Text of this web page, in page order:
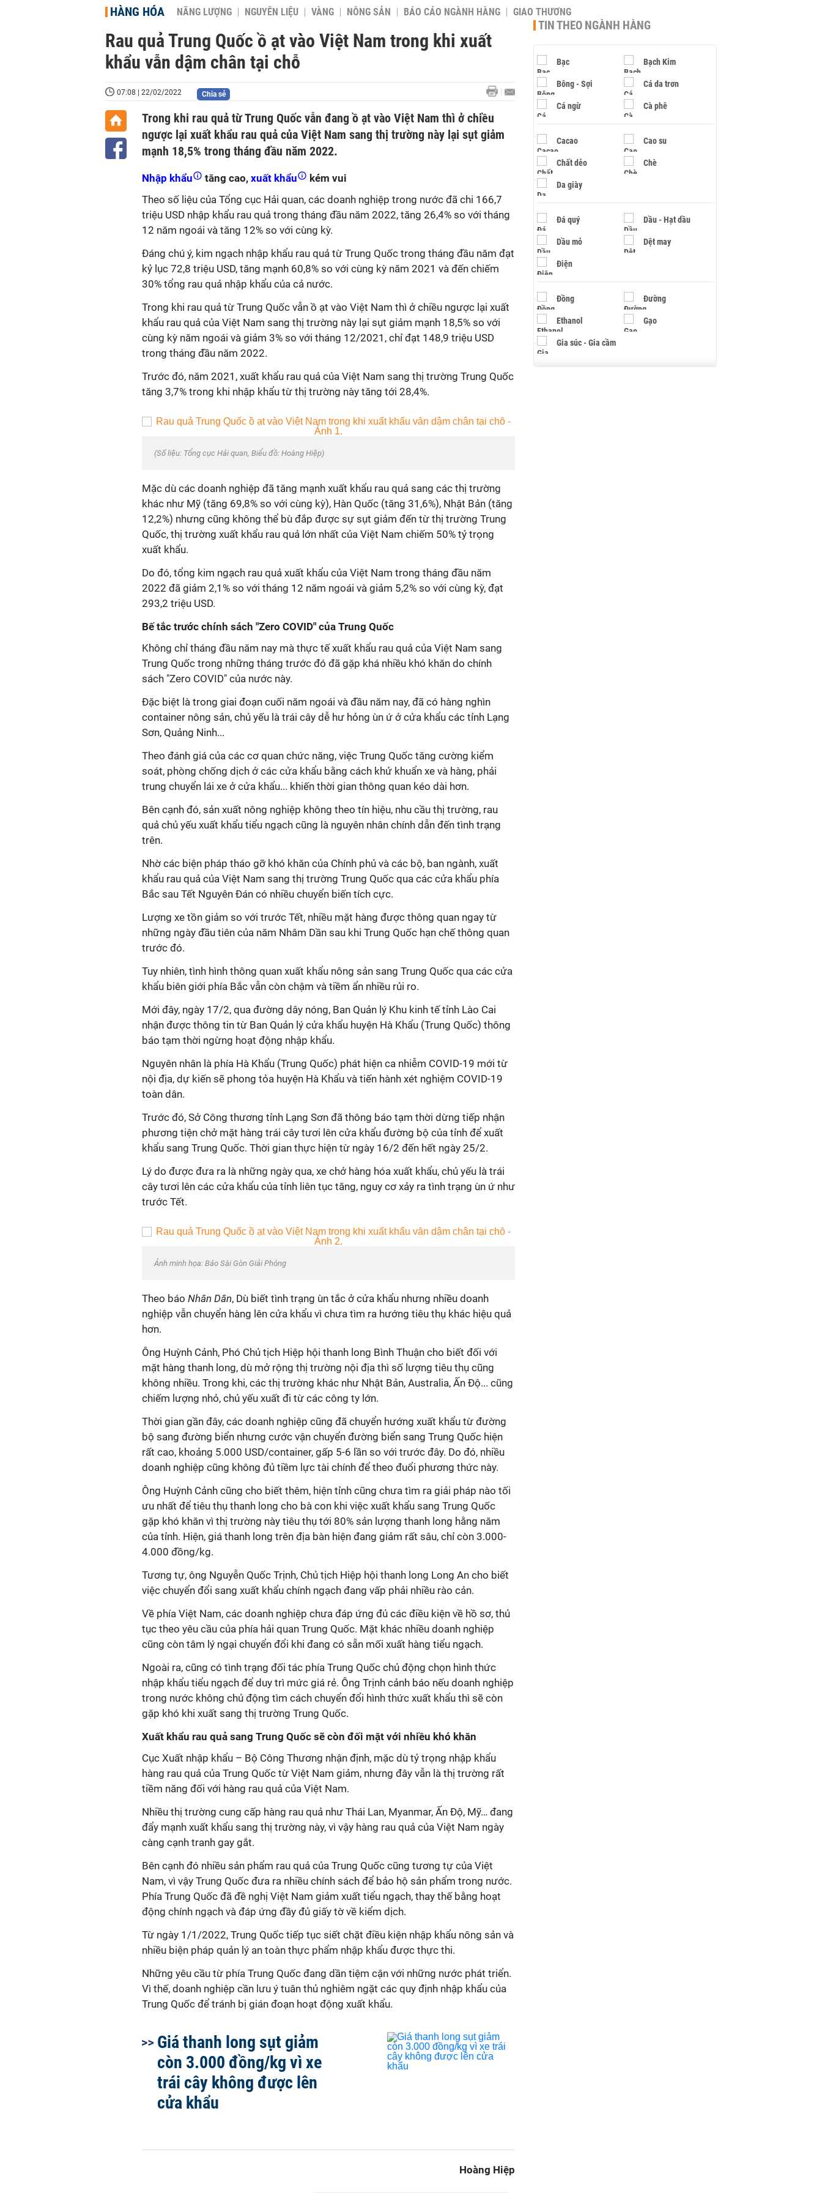
HÀNG HÓA NĂNG LƯỢNG NGUYÊN LIỆU VÀNG NÔNG SẢN BÁO CÁO NGÀNH HÀNG GIAO THƯƠNG
Rau quả Trung Quốc ồ ạt vào Việt Nam trong khi xuất
khẩu vẫn dậm chân tại chỗ
07:08 | 22/02/2022 Chia sẻ
Trong khi rau quả từ Trung Quốc vẫn đang ồ ạt vào Việt Nam thì ở chiều
ngược lại xuất khẩu rau quả của Việt Nam sang thị trường này lại sụt giảm
mạnh 18,5% trong tháng đầu năm 2022.
Nhập khẩu tăng cao, xuất khẩu
kém vui
Theo số liệu của Tổng cục Hải quan, các doanh nghiệp trong nước đã chi 166,7
triệu USD nhập khẩu rau quả trong tháng đầu năm 2022, tăng 26,4% so với tháng
12 năm ngoái và tăng 12% so với cùng kỳ.
Đáng chú ý, kim ngạch nhập khẩu rau quả từ Trung Quốc trong tháng đầu năm đạt
kỷ lục 72,8 triệu USD, tăng mạnh 60,8% so với cùng kỳ năm 2021 và đến chiếm
30% tổng rau quả nhập khẩu của cả nước.
Trong khi rau quả từ Trung Quốc vẫn ồ ạt vào Việt Nam thì ở chiều ngược lại xuất
khẩu rau quả của Việt Nam sang thị trường này lại sụt giảm mạnh 18,5% so với
cùng kỳ năm ngoái và giảm 3% so với tháng 12/2021, chỉ đạt 148,9 triệu USD
trong tháng đầu năm 2022.
Trước đó, năm 2021, xuất khẩu rau quả của Việt Nam sang thị trường Trung Quốc
tăng 3,7% trong khi nhập khẩu từ thị trường này tăng tới 28,4%.
(Số liệu: Tổng cục Hải quan, Biểu đồ: Hoàng Hiệp)
Mặc dù các doanh nghiệp đã tăng mạnh xuất khẩu rau quả sang các thị trường
khác như Mỹ (tăng 69,8% so với cùng kỳ), Hàn Quốc (tăng 31,6%), Nhật Bản (tăng
12,2%) nhưng cũng không thể bù đắp được sự sụt giảm đến từ thị trường Trung
Quốc, thị trường xuất khẩu rau quả lớn nhất của Việt Nam chiếm 50% tỷ trọng
xuất khẩu.
Do đó, tổng kim ngạch rau quả xuất khẩu của Việt Nam trong tháng đầu năm
2022 đã giảm 2,1% so với tháng 12 năm ngoái và giảm 5,2% so với cùng kỳ, đạt
293,2 triệu USD.
Bế tắc trước chính sách "Zero COVID" của Trung Quốc
Không chỉ tháng đầu năm nay mà thực tế xuất khẩu rau quả của Việt Nam sang
Trung Quốc trong những tháng trước đó đã gặp khá nhiều khó khăn do chính
sách "Zero COVID" của nước này.
Đặc biệt là trong giai đoạn cuối năm ngoái và đầu năm nay, đã có hàng nghìn
container nông sản, chủ yếu là trái cây dễ hư hỏng ùn ứ ở cửa khẩu các tỉnh Lạng
Sơn, Quảng Ninh...
Theo đánh giá của các cơ quan chức năng, việc Trung Quốc tăng cường kiểm
soát, phòng chống dịch ở các cửa khẩu bằng cách khử khuẩn xe và hàng, phải
trung chuyển lái xe ở cửa khẩu... khiến thời gian thông quan kéo dài hơn.
Bên cạnh đó, sản xuất nông nghiệp không theo tín hiệu, nhu cầu thị trường, rau
quả chủ yếu xuất khẩu tiểu ngạch cũng là nguyên nhân chính dẫn đến tình trạng
trên.
Nhờ các biện pháp tháo gỡ khó khăn của Chính phủ và các bộ, ban ngành, xuất
khẩu rau quả của Việt Nam sang thị trường Trung Quốc qua các cửa khẩu phía
Bắc sau Tết Nguyên Đán có nhiều chuyển biến tích cực.
Lượng xe tồn giảm so với trước Tết, nhiều mặt hàng được thông quan ngay từ
những ngày đầu tiên của năm Nhâm Dần sau khi Trung Quốc hạn chế thông quan
trước đó.
Tuy nhiên, tình hình thông quan xuất khẩu nông sản sang Trung Quốc qua các cửa
khẩu biên giới phía Bắc vẫn còn chậm và tiềm ẩn nhiều rủi ro.
Mới đây, ngày 17/2, qua đường dây nóng, Ban Quản lý Khu kinh tế tỉnh Lào Cai
nhận được thông tin từ Ban Quản lý cửa khẩu huyện Hà Khẩu (Trung Quốc) thông
báo tạm thời ngừng hoạt động nhập khẩu.
Nguyên nhân là phía Hà Khẩu (Trung Quốc) phát hiện ca nhiễm COVID-19 mới từ
nội địa, dự kiến sẽ phong tỏa huyện Hà Khẩu và tiến hành xét nghiệm COVID-19
toàn dân.
Trước đó, Sở Công thương tỉnh Lạng Sơn đã thông báo tạm thời dừng tiếp nhận
phương tiện chở mặt hàng trái cây tươi lên cửa khẩu đường bộ của tỉnh để xuất
khẩu sang Trung Quốc. Thời gian thực hiện từ ngày 16/2 đến hết ngày 25/2.
Lý do được đưa ra là những ngày qua, xe chở hàng hóa xuất khẩu, chủ yếu là trái
cây tươi lên các cửa khẩu của tỉnh liên tục tăng, nguy cơ xảy ra tình trạng ùn ứ như
trước Tết.
Ảnh minh họa: Báo Sài Gòn Giải Phóng
Theo báo Nhân Dân, Dù biết tình trạng ùn tắc ở cửa khẩu nhưng nhiều doanh
nghiệp vẫn chuyển hàng lên cửa khẩu vì chưa tìm ra hướng tiêu thụ khác hiệu quả
hơn.
Ông Huỳnh Cảnh, Phó Chủ tịch Hiệp hội thanh long Bình Thuận cho biết đối với
mặt hàng thanh long, dù mở rộng thị trường nội địa thì số lượng tiêu thụ cũng
không nhiều. Trong khi, các thị trường khác như Nhật Bản, Australia, Ấn Độ... cũng
chiếm lượng nhỏ, chủ yếu xuất đi từ các công ty lớn.
Thời gian gần đây, các doanh nghiệp cũng đã chuyển hướng xuất khẩu từ đường
bộ sang đường biển nhưng cước vận chuyển đường biển sang Trung Quốc hiện
rất cao, khoảng 5.000 USD/container, gấp 5-6 lần so với trước đây. Do đó, nhiều
doanh nghiệp cũng không đủ tiềm lực tài chính để theo đuổi phương thức này.
Ông Huỳnh Cảnh cũng cho biết thêm, hiện tỉnh cũng chưa tìm ra giải pháp nào tối
ưu nhất để tiêu thụ thanh long cho bà con khi việc xuất khẩu sang Trung Quốc
gặp khó khăn vì thị trường này tiêu thụ tới 80% sản lượng thanh long hằng năm
của tỉnh. Hiện, giá thanh long trên địa bàn hiện đang giảm rất sâu, chỉ còn 3.000-
4.000 đồng/kg.
Tương tự, ông Nguyễn Quốc Trịnh, Chủ tịch Hiệp hội thanh long Long An cho biết
việc chuyển đổi sang xuất khẩu chính ngạch đang vấp phải nhiều rào cản.
Về phía Việt Nam, các doanh nghiệp chưa đáp ứng đủ các điều kiện về hồ sơ, thủ
tục theo yêu cầu của phía hải quan Trung Quốc. Mặt khác nhiều doanh nghiệp
cũng còn tâm lý ngại chuyển đổi khi đang có sẵn mối xuất hàng tiểu ngạch.
Ngoài ra, cũng có tình trạng đối tác phía Trung Quốc chủ động chọn hình thức
nhập khẩu tiểu ngạch để duy trì mức giá rẻ. Ông Trịnh cảnh báo nếu doanh nghiệp
trong nước không chủ động tìm cách chuyển đổi hình thức xuất khẩu thì sẽ còn
gặp khó khi xuất sang thị trường Trung Quốc.
Xuất khẩu rau quả sang Trung Quốc sẽ còn đối mặt với nhiều khó khăn
Cục Xuất nhập khẩu – Bộ Công Thương nhận định, mặc dù tỷ trọng nhập khẩu
hàng rau quả của Trung Quốc từ Việt Nam giảm, nhưng đây vẫn là thị trường rất
tiềm năng đối với hàng rau quả của Việt Nam.
Nhiều thị trường cung cấp hàng rau quả như Thái Lan, Myanmar, Ấn Độ, Mỹ… đang
đẩy mạnh xuất khẩu sang thị trường này, vì vậy hàng rau quả của Việt Nam ngày
càng cạnh tranh gay gắt.
Bên cạnh đó nhiều sản phẩm rau quả của Trung Quốc cũng tương tự của Việt
Nam, vì vậy Trung Quốc đưa ra nhiều chính sách để bảo hộ sản phẩm trong nước.
Phía Trung Quốc đã đề nghị Việt Nam giảm xuất tiểu ngạch, thay thế bằng hoạt
động chính ngạch và đáp ứng đầy đủ giấy tờ về kiểm dịch.
Từ ngày 1/1/2022, Trung Quốc tiếp tục siết chặt điều kiện nhập khẩu nông sản và
nhiều biện pháp quản lý an toàn thực phẩm nhập khẩu được thực thi.
Những yêu cầu từ phía Trung Quốc đang dần tiệm cận với những nước phát triển.
Vì thế, doanh nghiệp cần lưu ý tuân thủ nghiêm ngặt các quy định nhập khẩu của
Trung Quốc để tránh bị gián đoạn hoạt động xuất khẩu.
Giá thanh long sụt giảm
còn 3.000 đồng/kg vì xe
trái cây không được lên
cửa khẩu
Hoàng Hiệp
TIN THEO NGÀNH HÀNG
Bạc Bạch Kim
Bông - Sợi Cá da trơn
Cá ngừ Cà phê
Cacao Cao su
Chất dẻo Chè
Da giày
Đá quý Dầu - Hạt dầu
Dầu mỏ Dệt may
Điện
Đồng Đường
Ethanol Gạo
Gia súc - Gia cầm